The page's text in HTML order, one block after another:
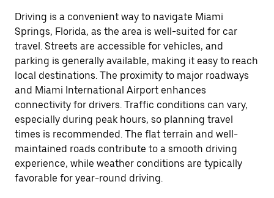
Driving is a convenient way to navigate Miami
Springs, Florida, as the area is well-suited for car
travel. Streets are accessible for vehicles, and
parking is generally available, making it easy to reach
local destinations. The proximity to major roadways
and Miami International Airport enhances
connectivity for drivers. Traffic conditions can vary,
especially during peak hours, so planning travel
times is recommended. The flat terrain and well-
maintained roads contribute to a smooth driving
experience, while weather conditions are typically
favorable for year-round driving.